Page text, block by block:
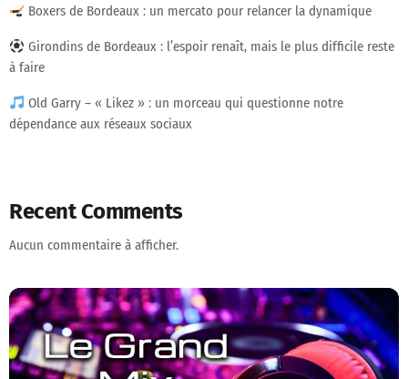
Boxers de Bordeaux : un mercato pour relancer la dynamique
Girondins de Bordeaux : l’espoir renaît, mais le plus difficile reste
à faire
Old Garry – « Likez » : un morceau qui questionne notre
dépendance aux réseaux sociaux
Recent Comments
Aucun commentaire à afficher.